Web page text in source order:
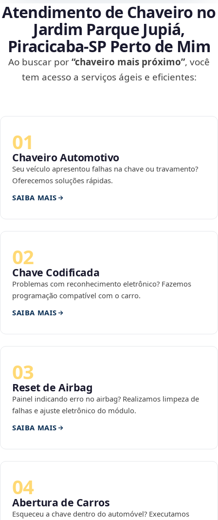
Atendimento de Chaveiro no
Jardim Parque Jupiá,
Piracicaba‑SP Perto de Mim
Ao buscar por“chaveiro mais próximo”, você
tem acesso a serviços ágeis e eficientes:
01
Chaveiro Automotivo
Seu veículo apresentou falhas na chave ou travamento?
Oferecemos soluções rápidas.
SAIBA MAIS
02
Chave Codificada
Problemas com reconhecimento eletrônico? Fazemos
programação compatível com o carro.
SAIBA MAIS
03
Reset de Airbag
Painel indicando erro no airbag? Realizamos limpeza de
falhas e ajuste eletrônico do módulo.
SAIBA MAIS
04
Abertura de Carros
Esqueceu a chave dentro do automóvel? Executamos